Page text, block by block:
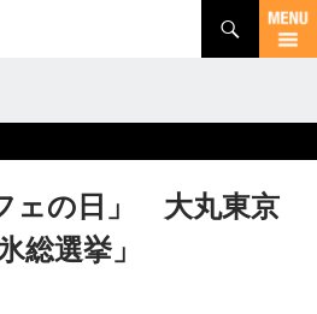
ェの日」 大丸東京
総選挙」